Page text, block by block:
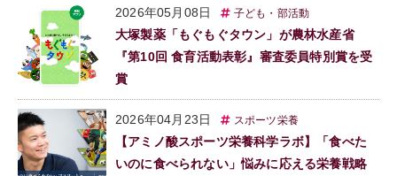
2026年05月08日 子ども・部活動
大塚製薬「もぐもぐタウン」が農林水産省
『第10回 食育活動表彰』審査委員特別賞を受
賞
2026年04月23日 スポーツ栄養
【アミノ酸スポーツ栄養科学ラボ】「食べた
いのに食べられない」悩みに応える栄養戦略